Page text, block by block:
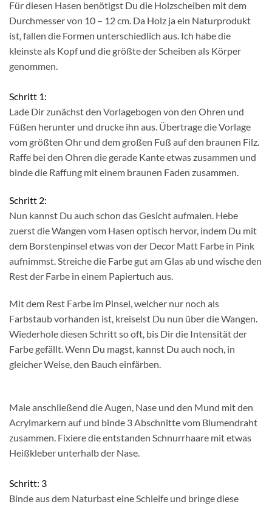
Für diesen Hasen benötigst Du die Holzscheiben mit dem
Durchmesser von 10 – 12 cm. Da Holz ja ein Naturprodukt
ist, fallen die Formen unterschiedlich aus. Ich habe die
kleinste als Kopf und die größte der Scheiben als Körper
genommen.
Schritt 1:
Lade Dir zunächst den Vorlagebogen von den Ohren und
Füßen herunter und drucke ihn aus. Übertrage die Vorlage
vom größten Ohr und dem großen Fuß auf den braunen Filz.
Raffe bei den Ohren die gerade Kante etwas zusammen und
binde die Raffung mit einem braunen Faden zusammen.
Schritt 2:
Nun kannst Du auch schon das Gesicht aufmalen. Hebe
zuerst die Wangen vom Hasen optisch hervor, indem Du mit
dem Borstenpinsel etwas von der Decor Matt Farbe in Pink
aufnimmst. Streiche die Farbe gut am Glas ab und wische den
Rest der Farbe in einem Papiertuch aus.
Mit dem Rest Farbe im Pinsel, welcher nur noch als
Farbstaub vorhanden ist, kreiselst Du nun über die Wangen.
Wiederhole diesen Schritt so oft, bis Dir die Intensität der
Farbe gefällt. Wenn Du magst, kannst Du auch noch, in
gleicher Weise, den Bauch einfärben.
Male anschließend die Augen, Nase und den Mund mit den
Acrylmarkern auf und binde 3 Abschnitte vom Blumendraht
zusammen. Fixiere die entstanden Schnurrhaare mit etwas
Heißkleber unterhalb der Nase.
Schritt: 3
Binde aus dem Naturbast eine Schleife und bringe diese